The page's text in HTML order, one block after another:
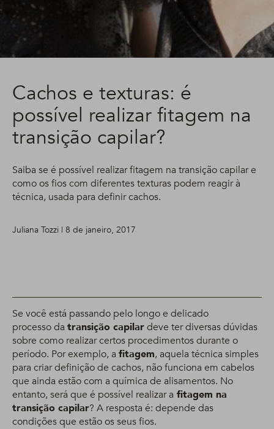
Cachos e texturas: é
possível realizar fitagem na
transição capilar?
Saiba se é possível realizar fitagem na transição capilar e
como os fios com diferentes texturas podem reagir à
técnica, usada para definir cachos.
Juliana Tozzi | 8 de janeiro, 2017
Se você está passando pelo longo e delicado
processo da transição capilardeve ter diversas dúvidas
sobre como realizar certos procedimentos durante o
período. Por exemplo, a fitagem, aquela técnica simples
para criar definição de cachos, não funciona em cabelos
que ainda estão com a química de alisamentos. No
entanto, será que é possível realizar a fitagem na
transição capilar? A resposta é: depende das
condições que estão os seus fios.